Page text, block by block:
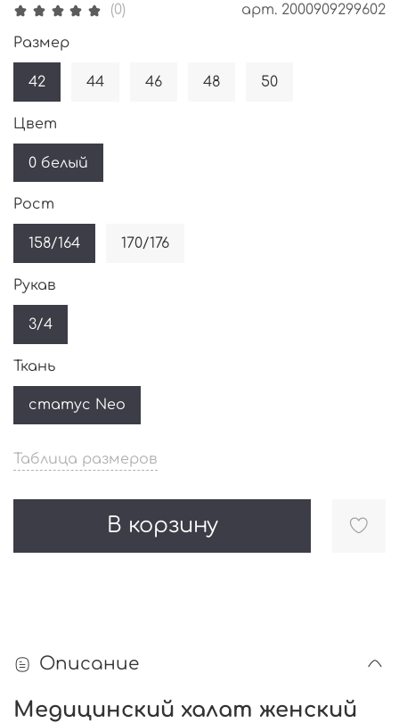
(0) арт. 2000909299602
Таблица размеров
В корзину
Размер
42 44 46 48 50
Цвет
0 белый
Рост
158/164 170/176
Рукав
3/4
Ткань
статус Neo
Описание
Медицинский халат женский